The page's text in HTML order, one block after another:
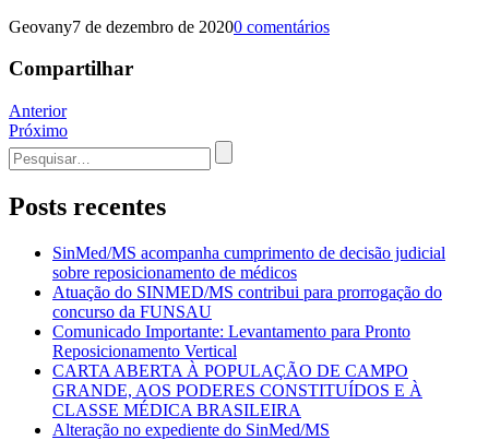
Geovany7 de dezembro de 20200 comentários
Compartilhar
Navegação
de
Post
Anterior
Próximo
Procurar
por:
Posts recentes
SinMed/MS acompanha cumprimento de decisão judicial
sobre reposicionamento de médicos
Atuação do SINMED/MS contribui para prorrogação do
concurso da FUNSAU
Comunicado Importante: Levantamento para Pronto
Reposicionamento Vertical
CARTA ABERTA À POPULAÇÃO DE CAMPO
GRANDE, AOS PODERES CONSTITUÍDOS E À
CLASSE MÉDICA BRASILEIRA
Alteração no expediente do SinMed/MS